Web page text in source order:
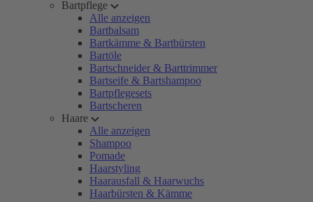
Bartpflege
Alle anzeigen
Bartbalsam
Bartkämme & Bartbürsten
Bartöle
Bartschneider & Barttrimmer
Bartseife & Bartshampoo
Bartpflegesets
Bartscheren
Haare
Alle anzeigen
Shampoo
Pomade
Haarstyling
Haarausfall & Haarwuchs
Haarbürsten & Kämme